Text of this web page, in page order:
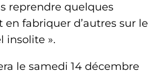
reprendre quelques
en fabriquer d’autres sur le
insolite ».
le samedi 14 décembre